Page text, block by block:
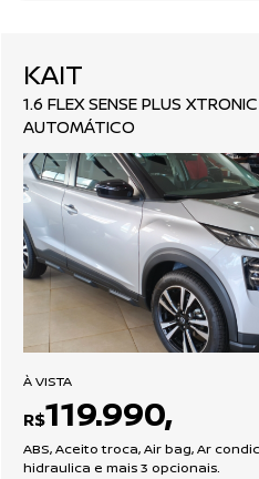
KAIT
1.6 FLEX SENSE PLUS
AUTOMÁTICO
À VISTA
R$119.990,
ABS, Aceito troca, Air bag, Ar
hidraulica e mais 3 opcionais.